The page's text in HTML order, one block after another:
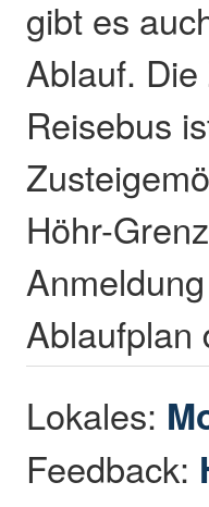
gibt es
Ablauf.
Reisebus
Höhr-
Ablaufplan
Lokales:
Feedback: